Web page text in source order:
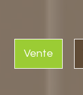
Vente